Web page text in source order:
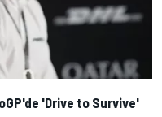
'Drive to Survive'